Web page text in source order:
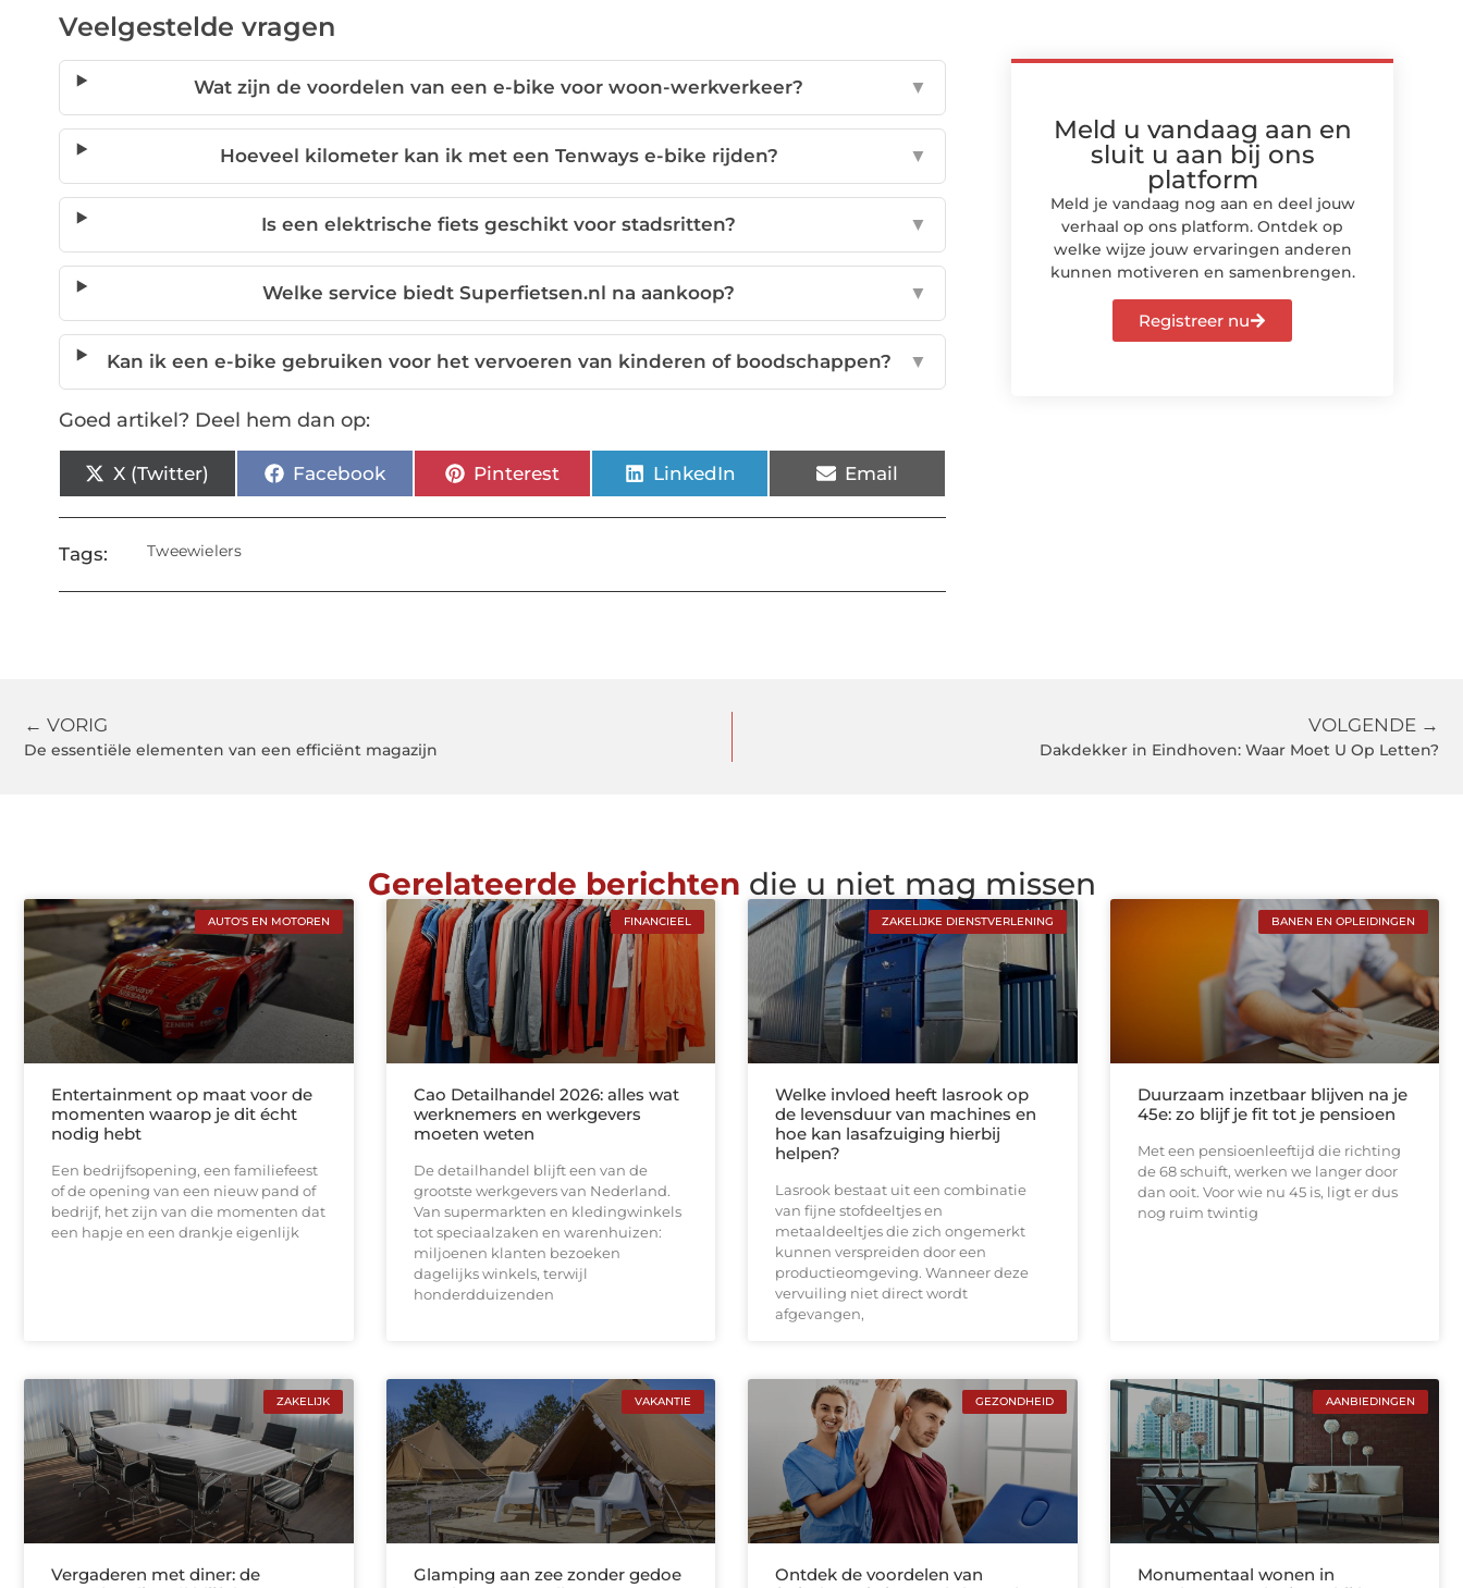
Veelgestelde vragen
Wat zijn de voordelen van een e-bike voor woon-werkverkeer? ▼
Hoeveel kilometer kan ik met een Tenways e-bike rijden? ▼
Is een elektrische fiets geschikt voor stadsritten? ▼
Welke service biedt Superfietsen.nl na aankoop? ▼
Kan ik een e-bike gebruiken voor het vervoeren van kinderen of boodschappen? ▼
Goed artikel? Deel hem dan op:
X (Twitter) Facebook Pinterest LinkedIn Email
Tags: Tweewielers
Meld u vandaag aan en
sluit u aan bij ons
platform
Meld je vandaag nog aan en deel jouw
verhaal op ons platform. Ontdek op
welke wijze jouw ervaringen anderen
kunnen motiveren en samenbrengen.
Registreer nu
← VORIG
De essentiële elementen van een efficiënt magazijn
VOLGENDE →
Dakdekker in Eindhoven: Waar Moet U Op Letten?
Gerelateerde berichten die u niet mag missen
AUTO'S EN MOTOREN
Entertainment op maat voor de
momenten waarop je dit écht
nodig hebt
Een bedrijfsopening, een familiefeest
of de opening van een nieuw pand of
bedrijf, het zijn van die momenten dat
een hapje en een drankje eigenlijk
FINANCIEEL
Cao Detailhandel 2026: alles wat
werknemers en werkgevers
moeten weten
De detailhandel blijft een van de
grootste werkgevers van Nederland.
Van supermarkten en kledingwinkels
tot speciaalzaken en warenhuizen:
miljoenen klanten bezoeken
dagelijks winkels, terwijl
honderdduizenden
ZAKELIJKE DIENSTVERLENING
Welke invloed heeft lasrook op
de levensduur van machines en
hoe kan lasafzuiging hierbij
helpen?
Lasrook bestaat uit een combinatie
van fijne stofdeeltjes en
metaaldeeltjes die zich ongemerkt
kunnen verspreiden door een
productieomgeving. Wanneer deze
vervuiling niet direct wordt
afgevangen,
BANEN EN OPLEIDINGEN
Duurzaam inzetbaar blijven na je
45e: zo blijf je fit tot je pensioen
Met een pensioenleeftijd die richting
de 68 schuift, werken we langer door
dan ooit. Voor wie nu 45 is, ligt er dus
nog ruim twintig
ZAKELIJK
Vergaderen met diner: de
VAKANTIE
Glamping aan zee zonder gedoe
GEZONDHEID
Ontdek de voordelen van
AANBIEDINGEN
Monumentaal wonen in